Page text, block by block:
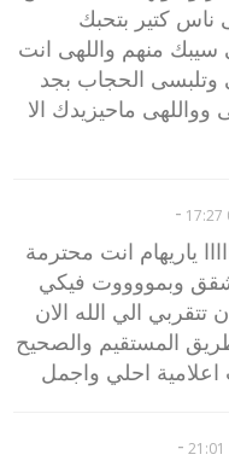
كتير بتحبك
سيبك منهم واللهى انت
وتلبسى الحجاب بجد
ماحيزيدك الا
-
ياريهام انت محترمة
وبمووووت فيكي
الي الله الان
المستقيم والصحيح
اعلامية احلي واجمل
-